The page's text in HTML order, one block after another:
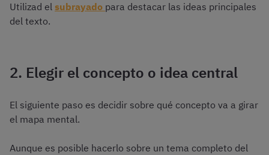
Utilizad el subrayado para destacar las ideas principales
del texto.
2. Elegir el concepto o idea central
El siguiente paso es decidir sobre qué concepto va a girar
el mapa mental.
Aunque es posible hacerlo sobre un tema completo del